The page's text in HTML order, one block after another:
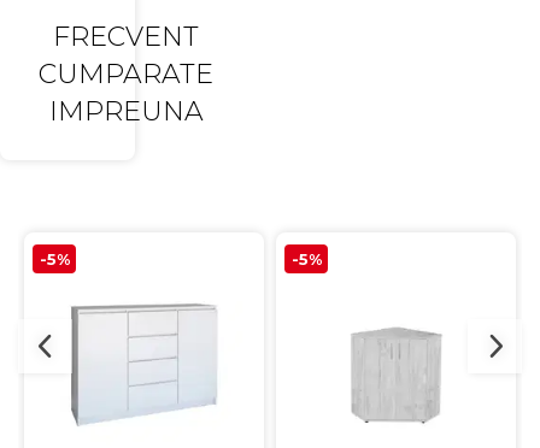
FRECVENT
CUMPARATE
IMPREUNA
-5% -5%